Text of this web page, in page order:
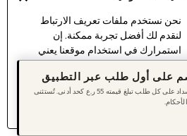
نحن نستخدم ملفات تعريف الارتباط
لنقدم لك أفضل تجربة ممكنة. إن
استمرارك في استخدام موقعنا يعني
الارتباط.
اكتشف المزيد عن إدارة إعدادات ملفات
تعريف الارتباط (الكوكيز).
يُطبق العرض تلقائيًا في صفحة السداد على كل طلب تبلغ قيمته 55 ر.ع كحد أدنى. تُستثنى